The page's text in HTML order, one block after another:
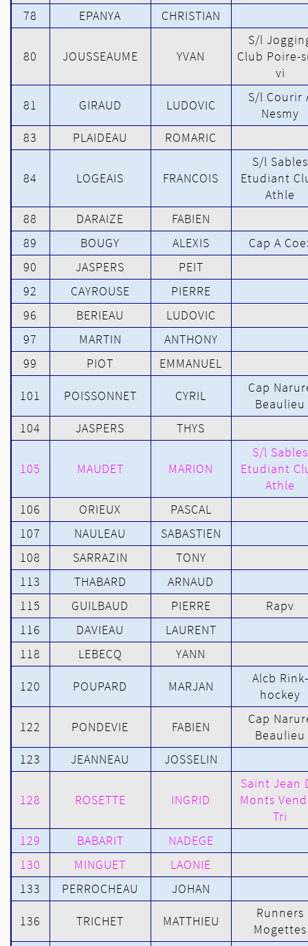
78
EPANYA CHRISTIAN
80 JOUSSEAUME YVAN
S/l
Club Poire-
vi
81 GIRAUD LUDOVIC
S/l Courir
Nesmy
83
PLAIDEAU ROMARIC
84 LOGEAIS FRANCOIS
S/l Sables
Etudiant
Athle
88
DARAIZE
FABIEN
89
BOUGY ALEXIS
Cap A
90
JASPERS
PEIT
92
CAYROUSE
PIERRE
96
BERIEAU
LUDOVIC
97
MARTIN
ANTHONY
99
PIOT EMMANUEL
101 POISSONNET CYRIL
Cap
Beaulieu
104
JASPERS THYS
105 MAUDET MARION
S/l Sables
Etudiant
Athle
106
ORIEUX
PASCAL
107
NAULEAU
SABASTIEN
108
SARRAZIN
TONY
113
THABARD
ARNAUD
115
GUILBAUD PIERRE
Rapv
116
DAVIEAU
LAURENT
118
LEBECQ YANN
120 POUPARD MARJAN
Alcb Rink-
hockey
122 PONDEVIE FABIEN
Cap
Beaulieu
123
JEANNEAU JOSSELIN
128 ROSETTE INGRID
Saint Jean
Monts
Tri
129
BABARIT
NADEGE
130
MINGUET
LAONIE
133
PERROCHEAU JOHAN
136 TRICHET MATTHIEU
Runners
Mogettes